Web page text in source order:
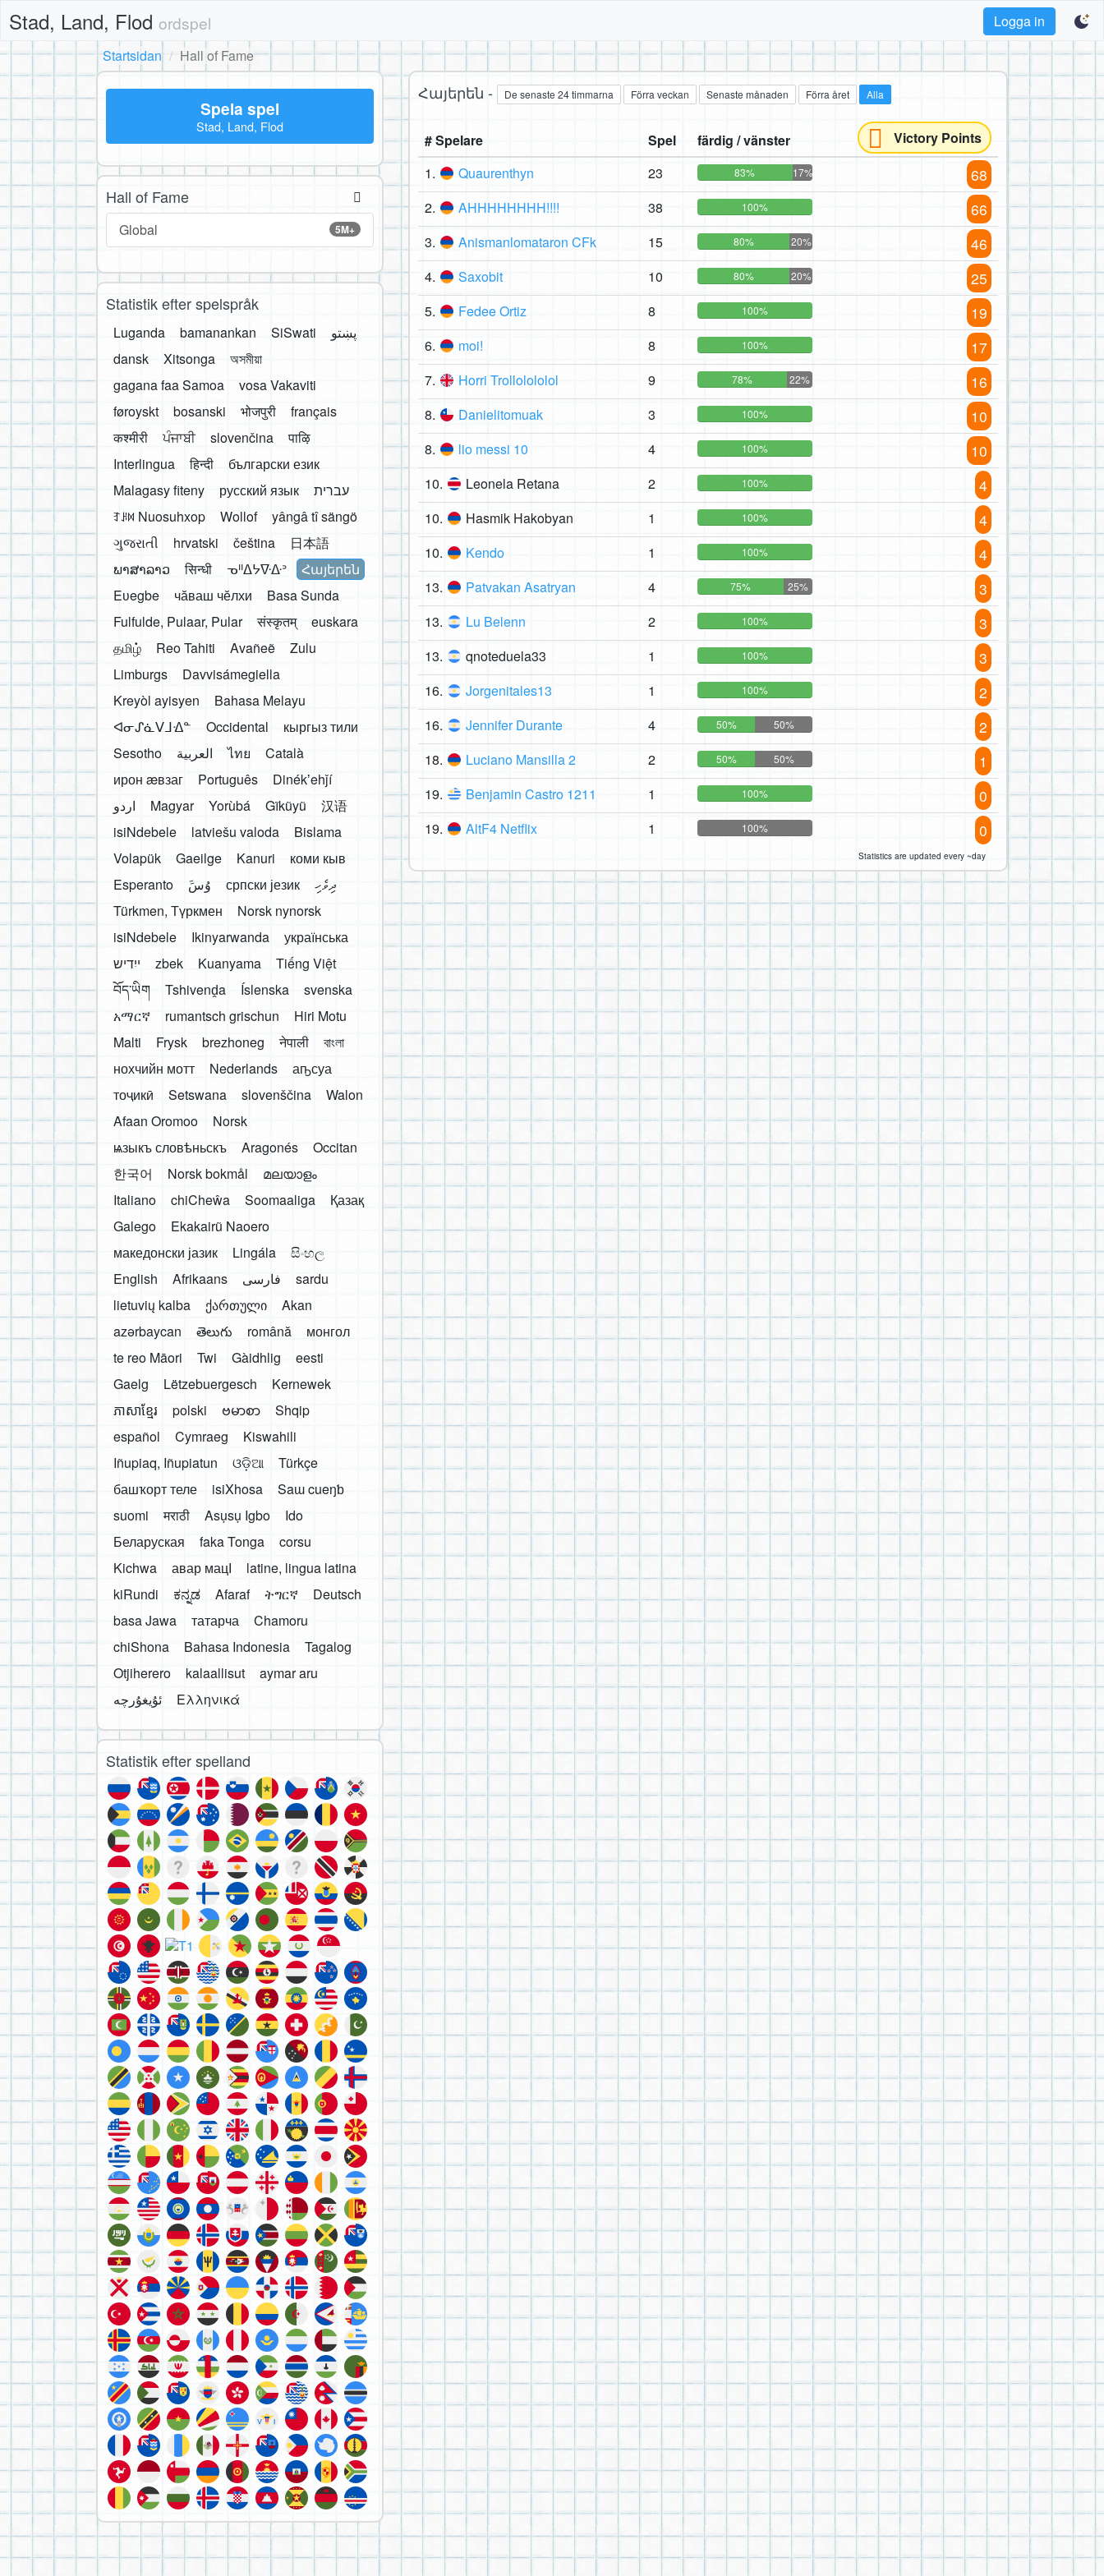
Stad, Land, Flod ordspel
Logga in
Startsidan
Hall of Fame
Հայերեն - De senaste 24 timmarna Förra veckan Senaste månaden Förra året Alla
# Spelare Spel färdig / vänster
Victory Points
1.
Quaurenthyn 23 83% 17% 68
2. AHHHHHHHH!!!! 38 100% 66
3. Anismanlomataron CFk 15 80% 20% 46
4. Saxobit 10 80% 20% 25
5. Fedee Ortiz 8 100% 19
6. moi! 8 100% 17
7. Horri Trollolololol 9 78% 22% 16
8. Danielitomuak 3 100% 10
8. lio messi 10 4 100% 10
10. Leonela Retana 2 100% 4
10. Hasmik Hakobyan 1 100% 4
10. Kendo 1 100% 4
13. Patvakan Asatryan 4 75% 25% 3
13. Lu Belenn 2 100% 3
13. qnoteduela33 1 100% 3
16. Jorgenitales13 1 100% 2
16. Jennifer Durante 4 50% 50% 2
18. Luciano Mansilla 2 2 50% 50% 1
19. Benjamin Castro 1211 1 100% 0
19. AltF4 Netflix 1 100% 0
Statistics are updated every ~day
Spela spel
Stad, Land, Flod
Hall of Fame
5M+
Global
Statistik efter spelspråk
Luganda bamanankan SiSwati
پښتو
dansk
Xitsonga
অসমীয়া
gagana faa Samoa
vosa Vakaviti
føroyskt
bosanski भोजपुरी
français
कश्मीरी
ਪੰਜਾਬੀ slovenčina
पाऴि
Interlingua
हिन्दी
български език
Malagasy fiteny
русский язык
עברית
ꆈꌠ꒿ Nuosuhxop
Wollof
yângâ tî sängö
ગુજરાતી
hrvatski čeština
日本語
ພາສາລາວ
सिन्धी ᓀᐦᐃᔭᐍᐏᐣ
Հայերեն
Eʋegbe
чӑваш чӗлхи
Basa Sunda
Fulfulde, Pulaar, Pular
संस्कृतम्
euskara
தமிழ்
Reo Tahiti Avañeẽ
Zulu
Limburgs
Davvisámegiella
Kreyòl ayisyen
Bahasa Melayu
ᐊᓂᔑᓈᐯᒧᐎᓐ
Occidental
кыргыз тили
Sesotho
العربية ไทย
Català
ирон æвзаг
Português
Dinékʼehǰí
اردو
Magyar Yorùbá Gĩkũyũ
汉语
isiNdebele
latviešu valoda
Bislama
Volapük
Gaeilge Kanuri
коми кыв
Esperanto
َوُسَ српски језик
ދިވެހި
Türkmen, Түркмен
Norsk nynorsk
isiNdebele
Ikinyarwanda
українська
ייִדיש
zbek Kuanyama
Tiếng Việt
བོད་ཡིག
Tshivenḓa Íslenska
svenska
አማርኛ
rumantsch grischun
Hiri Motu
Malti
Frysk brezhoneg नेपाली
বাংলা
нохчийн мотт
Nederlands
аҧсуа
тоҷикӣ
Setswana slovenščina
Walon
Afaan Oromoo
Norsk
ѩзыкъ словѣньскъ
Aragonés
Occitan
한국어
Norsk bokmål
മലയാളം
Italiano
chiCheŵa Soomaaliga
Қазақ
Galego
Ekakairũ Naoero
македонски јазик
Lingála
සිංහල
English
Afrikaans فارسی
sardu
lietuvių kalba
ქართული
Akan
azərbaycan
తెలుగు română
монгол
te reo Māori
Twi Gàidhlig
eesti
Gaelg
Lëtzebuergesch
Kernewek
ភាសាខ្មែរ
polski ဗမာစာ
Shqip
español
Cymraeg
Kiswahili
Iñupiaq, Iñupiatun
ଓଡ଼ିଆ
Türkçe
башҡорт теле
isiXhosa
Saɯ cueŋƅ
suomi
मराठी Asụsụ Igbo
Ido
Беларуская
faka Tonga
corsu
Kichwa
авар мацӀ
latine, lingua latina
kiRundi
ಕನ್ನಡ Afaraf ትግርኛ
Deutsch
basa Jawa
татарча
Chamoru
chiShona
Bahasa Indonesia
Tagalog
Otjiherero
kalaallisut
aymar aru
Ελληνικά
Statistik efter spelland